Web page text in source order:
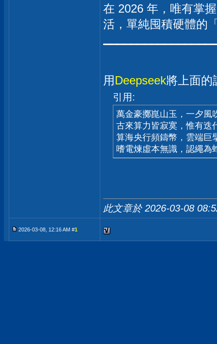
在 2026 年，唯有掌
活，單純囤積硬體的
用 Deepseek將上面的
引用:
萬金豪擲崑山玉，一夕風
古來算力皆寂寞，惟有迭
算海央行頻鑄幣，雲端巨
嗜電煉虛本無識，認繩為
此文章於 2026-03-08
2026-03-08, 12:16 AM #1